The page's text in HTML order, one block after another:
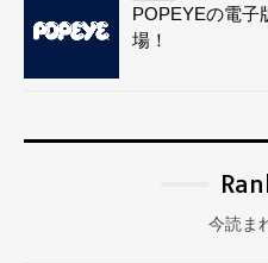
POPEYEの電子
場！
今読ま